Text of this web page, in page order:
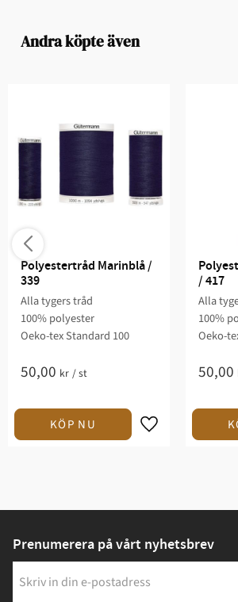
Andra köpte även
Polyestertråd Marinblå /
339
Alla tygers tråd
100% polyester
Oeko-tex Standard 100
50,00 kr /st
/ 417
Alla
100%
Oeko-
50,00
Prenumerera på vårt nyhetsbrev